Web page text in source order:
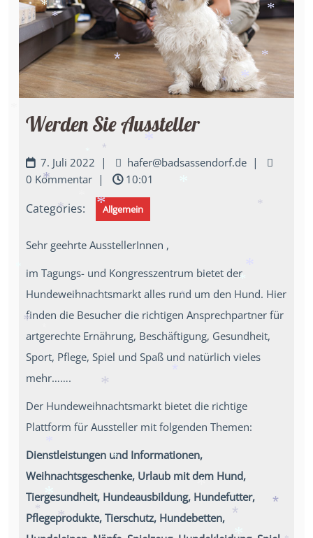
Werden Sie Aussteller
7. Juli 2022 | hafer@badsassendorf.de |
0 Kommentar | 10:01
Categories: Allgemein
Sehr geehrte AusstellerInnen ,
im Tagungs- und Kongresszentrum bietet der
Hundeweihnachtsmarkt alles rund um den Hund. Hier
finden die Besucher die richtigen Ansprechpartner für
artgerechte Ernährung, Beschäftigung, Gesundheit,
Sport, Pflege, Spiel und Spaß und natürlich vieles
mehr…….
Der Hundeweihnachtsmarkt bietet die richtige
Plattform für Aussteller mit folgenden Themen:
Dienstleistungen und Informationen,
Weihnachtsgeschenke, Urlaub mit dem Hund,
Tiergesundheit, Hundeausbildung, Hundefutter,
Pflegeprodukte, Tierschutz, Hundebetten,
*
*
*
*
*
*
* *
*
*
*
*
*
*
*
*
*
*
*
*
*
*